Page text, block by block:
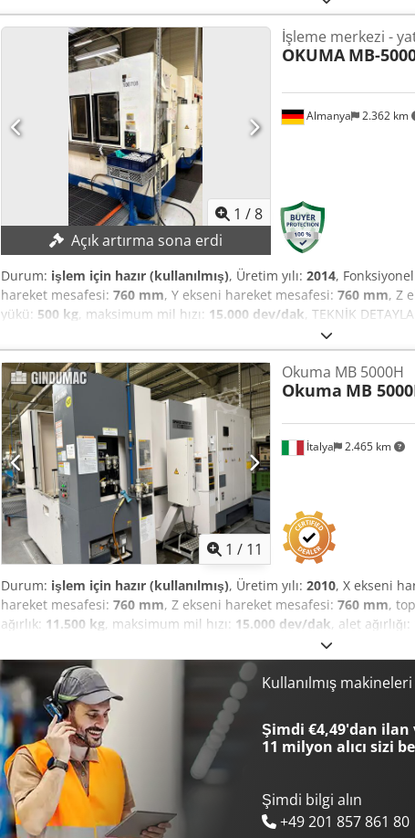
1 /8
Açık artırma sona erdi
Almanya 2.362 km
İşleme merkezi -
OKUMA MB-
Durum: işlem için hazır (kullanılmış), Üretim yılı: 2014,
hareket mesafesi: 760 mm, Y ekseni hareket mesafesi: 760 mm, Z
yükü: 500 kg, maksimum mil hızı: 15.000 dev/dak, TEKNİK
Hareketi: 760 mm Z-Eksen Hareketi: 760 mm İğ Merkezi - Tabla
Tabla Merkezi Mesafesi: 135 ila 895 mm Tabla Ölçüsü: 500 x 500
İndeks Pozisyonları: 360 Devir Aralığı: 50 ila 15.000 dev/dak Devir
No. 40 İğ Çapı: 70 mm İlerleme Hızlı İlerleme (X/Y/Z): 60.000 mm/
mm/dak Csdpfxoxvq Hdo Ai Rerf Takım Değiştirici Takım Yuvası:
48 yuva Maks. Takım Çapı (Yan Yuva Dolu): 70 mm Maks. Takım
Uzunluğu: 300 mm Maks. Takım Ağırlığı: 10 kg MAKİNE DETAYLARI
Boyutlar & Ağırlık Kapladığı Alan: 2,7 x 4,73 x 2,87 m Makine
1 / 11
İtalya 2.465 km
Okuma MB 5000H
Okuma MB
Durum: işlem için hazır (kullanılmış), Üretim yılı: 2010, X ekseni
hareket mesafesi: 760 mm, Z ekseni hareket mesafesi: 760 mm,
ağırlık: 11.500 kg, maksimum mil hızı: 15.000 dev/dak, alet ağırlığı:
Okuma MB 5000H 2010 yılında üretilmiştir. Maksimum 500 kg yük
palete sahiptir ve X, Y ve Z eksenlerinde 760 mm hareket ile
yatay işleme merkezi, 15.000 dakikaya¹ kadar yüksek hızlı bir iş mili
donatılmış olup karmaşık işleme görevleri için idealdir. Bu makine
iletişime geçin. • Mil merkezinden palet üstüne: 50-810 mm • İş
mm • Masa/palet: 500 × 500 mm; maksimum yük 500 kg;
× 1.000 mm • kesme ilerlemesi 1-60.000 mm/dak; tabla indeksleme
MAS403/BT40; çekme saplaması MAS 2; magazin 64 takım; rastgele
Csdpfxjx D Rrco Ai Rorf Ek ekipman • Talaş konveyörü • İş mili
kenarında takım ön ayarı • Renishaw sondası için provizyon • Duş/
Kullanılmış
Şimdi €4,49'dan ilan
11 milyon alıcı sizi
Şimdi bilgi alın
+49 201 857 861 80